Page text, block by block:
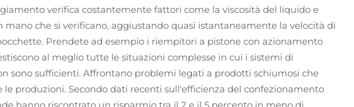
verifica costantemente fattori come la viscosità del liquido e
mano che si verificano, aggiustando quasi istantaneamente la velocità di
Prendete ad esempio i riempitori a pistone con azionamento
al meglio tutte le situazioni complesse in cui i sistemi di
sono sufficienti. Affrontano problemi legati a prodotti schiumosi che
le produzioni. Secondo dati recenti sull'efficienza del confezionamento